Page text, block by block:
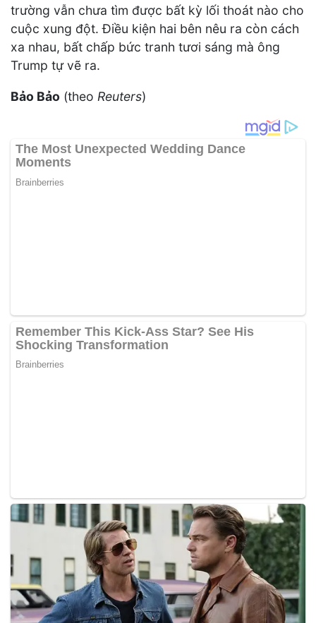
trường vẫn chưa tìm được bất kỳ lối thoát nào cho
cuộc xung đột. Điều kiện hai bên nêu ra còn cách
xa nhau, bất chấp bức tranh tươi sáng mà ông
Trump tự vẽ ra.
Bảo Bảo (theo Reuters)